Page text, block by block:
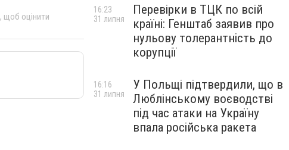
, щоб оцінити
Перевірки в ТЦК по всій
країні: Генштаб заявив про
нульову толерантність до
корупції
16:23
31 липня
У Польщі підтвердили, що в
Люблінському воєводстві
під час атаки на Україну
впала російська ракета
16:16
31 липня